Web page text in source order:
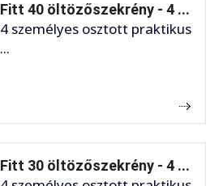
Fitt 40 öltözőszekrény - 4 ...
4 személyes osztott praktikus
...
Fitt 30 öltözőszekrény - 4 ...